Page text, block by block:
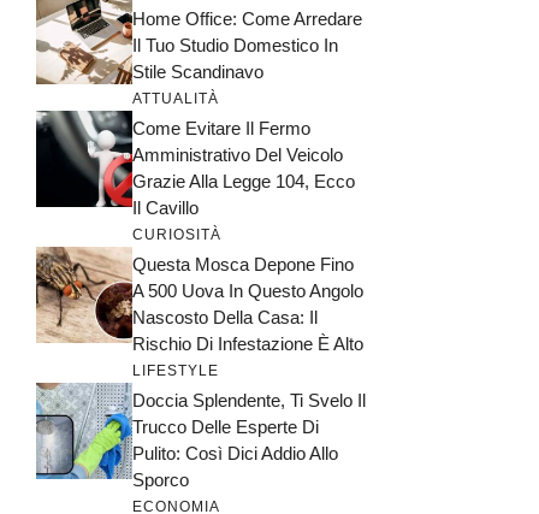
Home Office: Come Arredare
Il Tuo Studio Domestico In
Stile Scandinavo
ATTUALITÀ
Come Evitare Il Fermo
Amministrativo Del Veicolo
Grazie Alla Legge 104, Ecco
Il Cavillo
CURIOSITÀ
Questa Mosca Depone Fino
A 500 Uova In Questo Angolo
Nascosto Della Casa: Il
Rischio Di Infestazione È Alto
LIFESTYLE
Doccia Splendente, Ti Svelo Il
Trucco Delle Esperte Di
Pulito: Così Dici Addio Allo
Sporco
ECONOMIA